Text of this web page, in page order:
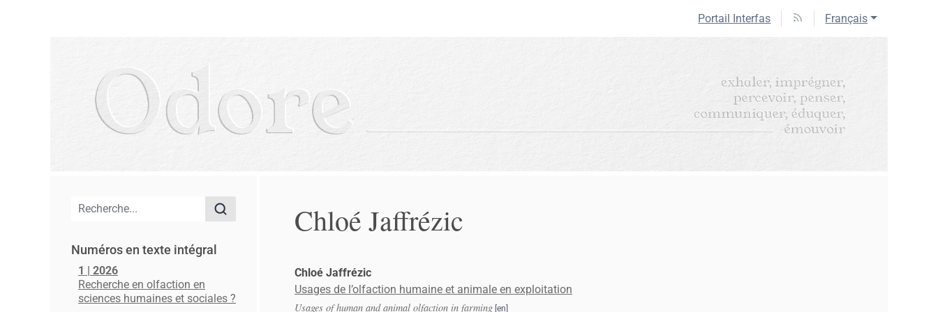
Portail Interfas Français
Menu principal
Numéros en texte intégral
1 | 2026
Recherche en olfaction en
sciences humaines et sociales ?
Chloé Jaffrézic
Chloé Jaffrézic
Usages de l’olfaction humaine et animale en exploitation
Usages of human and animal olfaction in farming